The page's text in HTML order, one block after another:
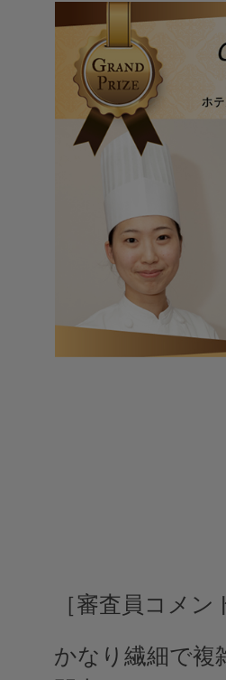
［審査員コメン
かなり繊細で複